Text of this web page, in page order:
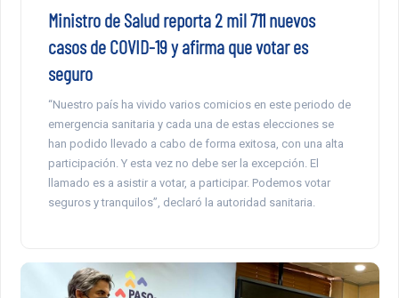
Ministro de Salud reporta 2 mil 711 nuevos
casos de COVID-19 y afirma que votar es
seguro
“Nuestro país ha vivido varios comicios en este periodo de
emergencia sanitaria y cada una de estas elecciones se
han podido llevado a cabo de forma exitosa, con una alta
participación. Y esta vez no debe ser la excepción. El
llamado es a asistir a votar, a participar. Podemos votar
seguros y tranquilos”, declaró la autoridad sanitaria.